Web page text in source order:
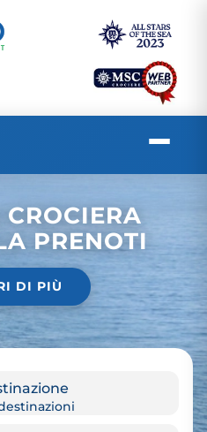
PRENOTI
DI PIÙ